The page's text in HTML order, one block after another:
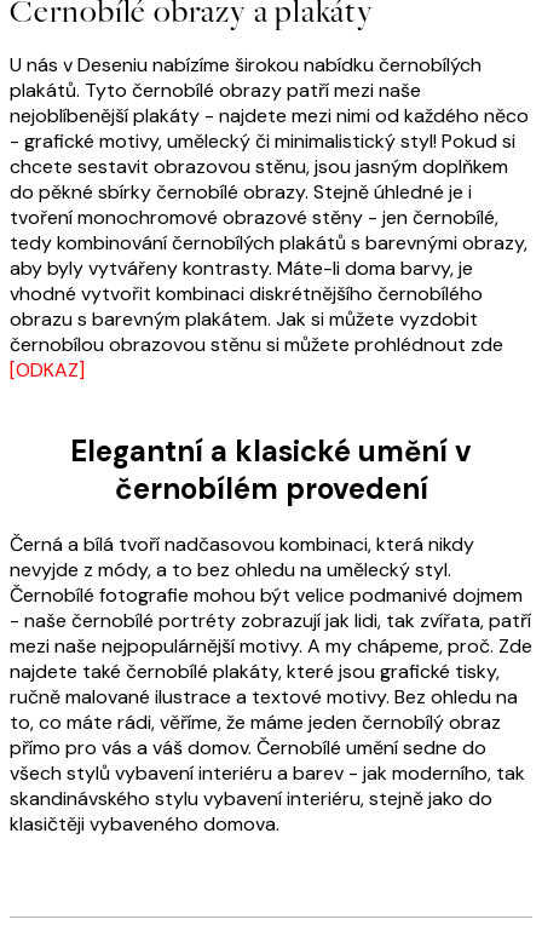
Černobílé obrazy a plakáty
U nás v Deseniu nabízíme širokou nabídku černobílých
plakátů. Tyto černobílé obrazy patří mezi naše
nejoblíbenější plakáty - najdete mezi nimi od každého něco
- grafické motivy, umělecký či minimalistický styl! Pokud si
chcete sestavit obrazovou stěnu, jsou jasným doplňkem
do pěkné sbírky černobílé obrazy. Stejně úhledné je i
tvoření monochromové obrazové stěny - jen černobílé,
tedy kombinování černobílých plakátů s barevnými obrazy,
aby byly vytvářeny kontrasty. Máte-li doma barvy, je
vhodné vytvořit kombinaci diskrétnějšího černobílého
obrazu s barevným plakátem. Jak si můžete vyzdobit
černobílou obrazovou stěnu si můžete prohlédnout zde
[ODKAZ]
Elegantní a klasické umění v
černobílém provedení
Černá a bílá tvoří nadčasovou kombinaci, která nikdy
nevyjde z módy, a to bez ohledu na umělecký styl.
Černobílé fotografie mohou být velice podmanivé dojmem
- naše černobílé portréty zobrazují jak lidi, tak zvířata, patří
mezi naše nejpopulárnější motivy. A my chápeme, proč. Zde
najdete také černobílé plakáty, které jsou grafické tisky,
ručně malované ilustrace a textové motivy. Bez ohledu na
to, co máte rádi, věříme, že máme jeden černobílý obraz
přímo pro vás a váš domov. Černobílé umění sedne do
všech stylů vybavení interiéru a barev - jak moderního, tak
skandinávského stylu vybavení interiéru, stejně jako do
klasičtěji vybaveného domova.